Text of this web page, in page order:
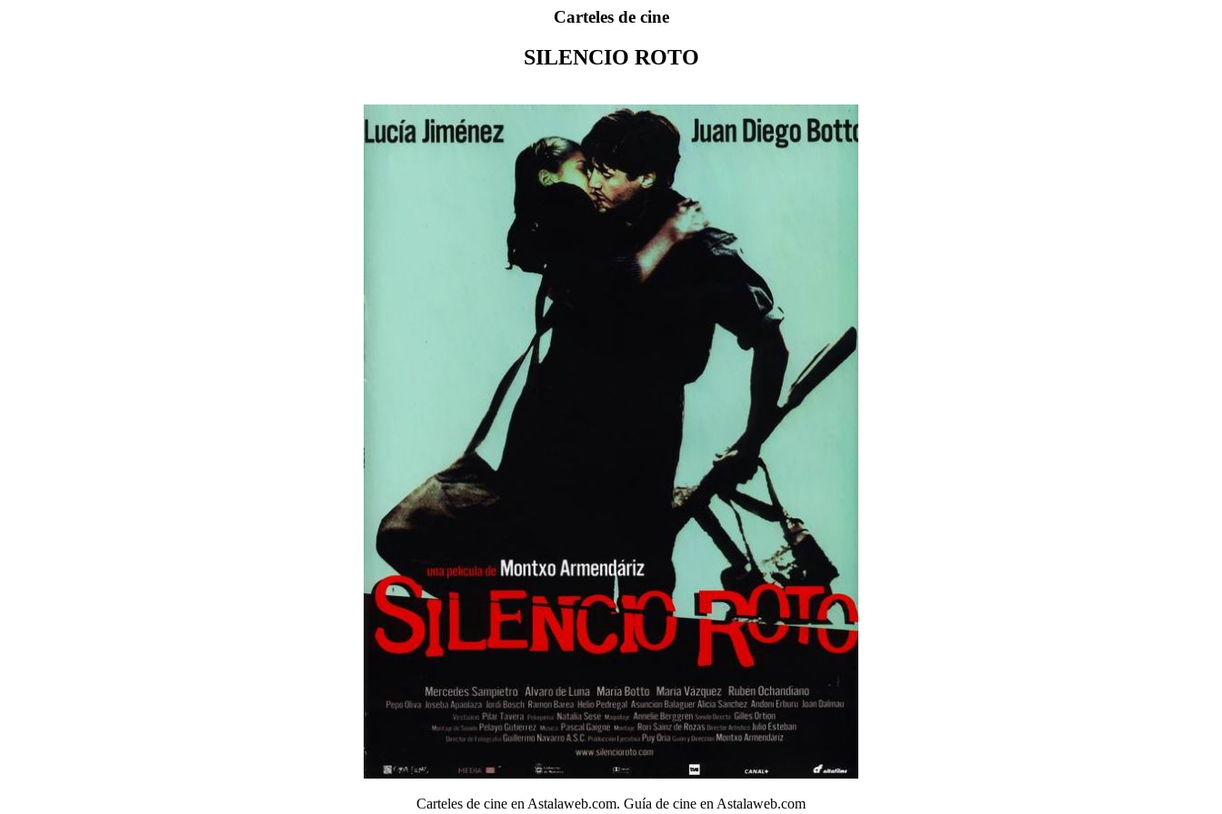
Carteles de cine
SILENCIO ROTO
Carteles de cine en Astalaweb.com. Guía de cine en Astalaweb.com